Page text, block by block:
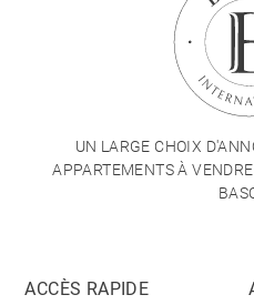
UN LARGE CHOIX
APPARTEMENTS À
ACCÈS RAPIDE